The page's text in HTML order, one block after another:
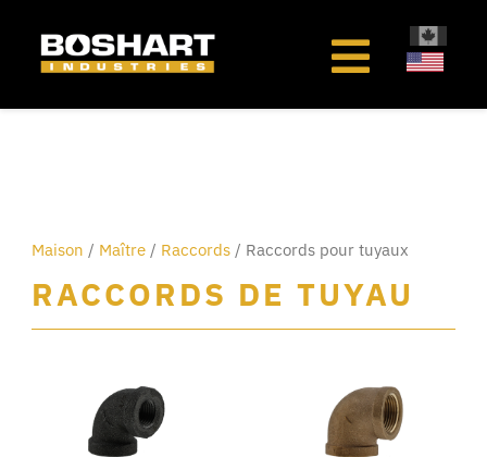
Maison / Maître / Raccords / Raccords pour tuyaux
RACCORDS DE TUYAU